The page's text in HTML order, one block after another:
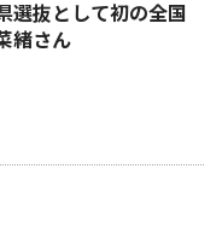
抜として初の全国
緒さん